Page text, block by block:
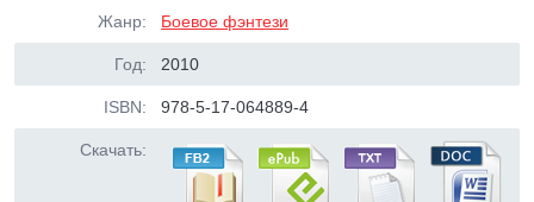
Жанр: Боевое фэнтези
Год: 2010
ISBN: 978-5-17-064889-4
Скачать: